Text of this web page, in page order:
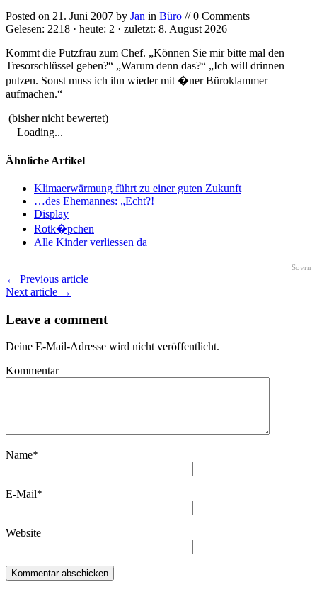
Posted on 21. Juni 2007 by Jan in Büro // 0 Comments
Gelesen: 2218 · heute: 2 · zuletzt: 8. August 2026
Kommt die Putzfrau zum Chef. „Können Sie mir bitte mal den
Tresorschlüssel geben?“ „Warum denn das?“ „Ich will drinnen
putzen. Sonst muss ich ihn wieder mit �ner Büroklammer
aufmachen.“
(bisher nicht bewertet)
Loading...
Ähnliche Artikel
Klimaerwärmung führt zu einer guten Zukunft
…des Ehemannes: „Echt?!
Display
Rotk�pchen
Alle Kinder verliessen da
Sovrn
← Previous article
Next article →
Leave a comment
Deine E-Mail-Adresse wird nicht veröffentlicht.
Kommentar
Name*
E-Mail*
Website